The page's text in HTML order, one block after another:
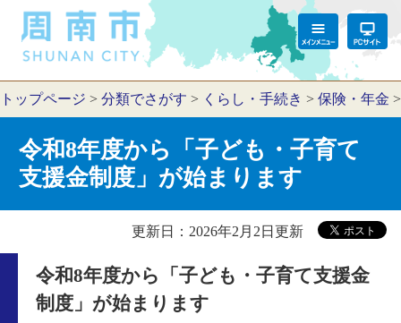
トップページ > 分類でさがす > くらし・手続き > 保険・年金
令和8年度から「子ども・子育て
支援金制度」が始まります
更新日：2026年2月2日更新
令和8年度から「子ども・子育て支援金
制度」が始まります